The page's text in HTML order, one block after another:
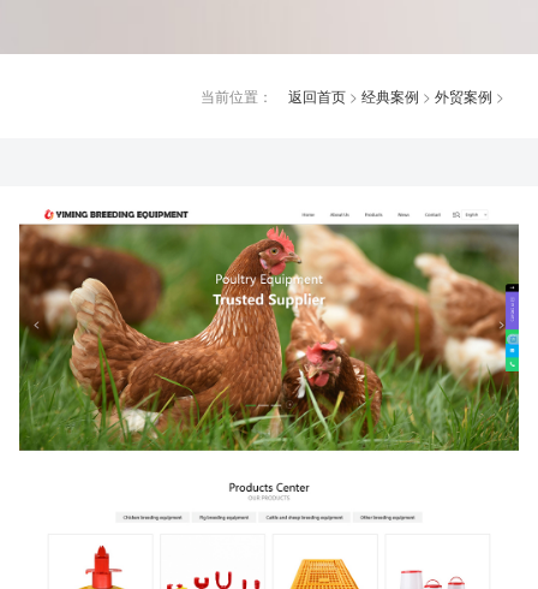
当前位置： 返回首页 > 经典案例 > 外贸案例 >